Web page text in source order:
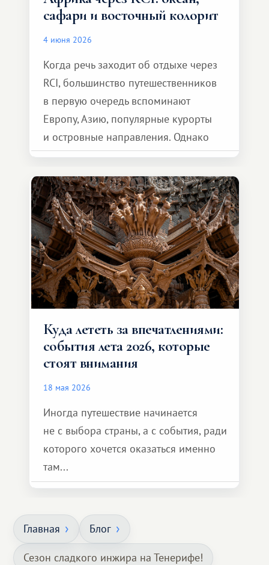
сафари и восточный колорит
4 июня 2026
Когда речь заходит об отдыхе через
RCI, большинство путешественников
в первую очередь вспоминают
Европу, Азию, популярные курорты
и островные направления. Однако
возможности обменной системы
значительно шире. Среди них есть
и Африка — континент, который
способен подарить совершенно иной
формат путешествия.
Куда лететь за впечатлениями:
события лета 2026, которые
стоят внимания
18 мая 2026
Иногда путешествие начинается
не с выбора страны, а с события, ради
которого хочется оказаться именно
там...
Главная Блог
Сезон сладкого инжира на Тенерифе!